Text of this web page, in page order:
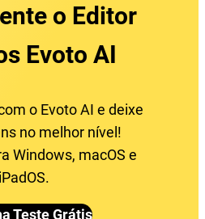
o Editor
Evoto AI
o Evoto AI e deixe
no melhor nível!
Windows, macOS e
iPadOS.
Teste Grátis